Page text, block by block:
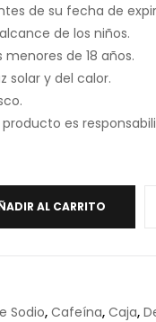
de su fecha de
de los niños.
de 18 años.
solar y del calor.
es
AL CARRITO
Sodio, Cafeína, Caja,